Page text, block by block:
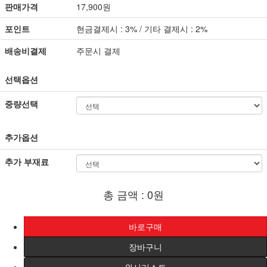
판매가격
17,900원
포인트
현금결제시 : 3% / 기타 결제시 : 2%
배송비결제
주문시 결제
선택옵션
중량선택
추가옵션
추가 부재료
총 금액 : 0원